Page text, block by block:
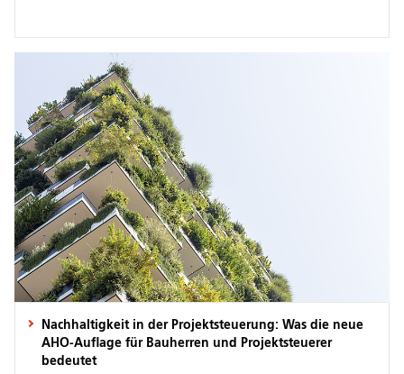
Nachhaltigkeit in der Projektsteuerung: Was die neue
AHO-Auflage für Bauherren und Projektsteuerer
bedeutet